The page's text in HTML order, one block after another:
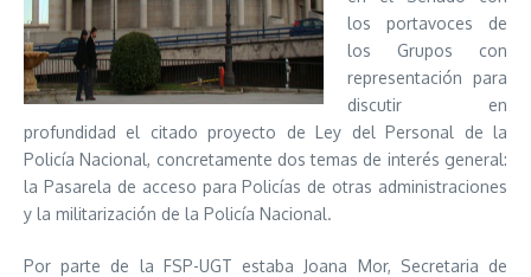
los portavoces de
los Grupos con
representación para
discutir en
profundidad el citado proyecto de Ley del Personal de la
Policía Nacional, concretamente dos temas de interés general:
la Pasarela de acceso para Policías de otras administraciones
y la militarización de la Policía Nacional.
Por parte de la FSP-UGT estaba Joana Mor, Secretaria de